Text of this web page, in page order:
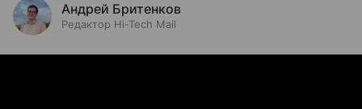
Андрей Бритенков
Редактор Hi-Tech Mail